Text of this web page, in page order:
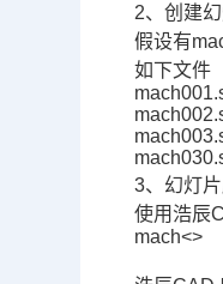
2、创建
假设有
如下文件
3、幻灯
使用浩辰
mach<>